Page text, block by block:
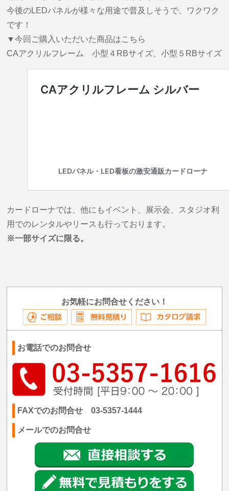
今後のLEDパネルが様々な用途で普及しそうで、ワクワク
です！
▼今回ご購入いただいた商品はこちら
CAアクリルフレーム 小型４RBサイズ、小型５RBサイズ
カードローナでは、他にもイベント、展示会、スタジオ利
用でのレンタルやリースも行っております。
※一部サイズに限る。
お気軽にお問合せください！
お電話でのお問合せ
FAXでのお問合せ 03-5357-1444
メールでのお問合せ